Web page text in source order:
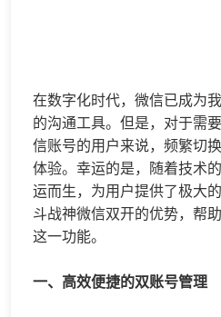
在数字化时代，微信已成为
的沟通工具。但是，对于需
信账号的用户来说，频繁切
体验。幸运的是，随着技术
运而生，为用户提供了极大
斗战神微信双开的优势，帮
这一功能。
一、高效便捷的双账号管理